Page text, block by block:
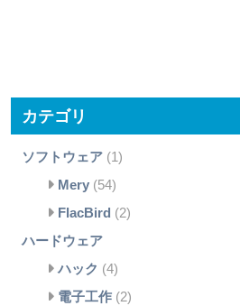
カテゴリ
ソフトウェア(1)
Mery(54)
FlacBird (2)
ハードウェア
ハック (4)
電子工作(2)